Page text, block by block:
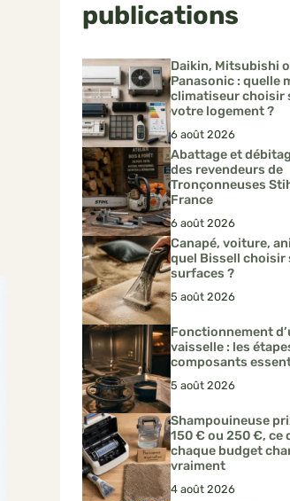
publications
Daikin, Mitsubishi
Panasonic : quelle
climatiseur choisir
votre logement ?
6 août 2026
Abattage et
des revendeurs de
Tronçonneuses
France
6 août 2026
Canapé, voiture,
quel Bissell choisir
surfaces ?
5 août 2026
Fonctionnement
vaisselle : les
composants
5 août 2026
Shampouineuse
150 € ou 250 €, ce
chaque budget
vraiment
4 août 2026